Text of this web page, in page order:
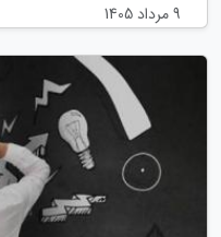
9 مرداد 1405